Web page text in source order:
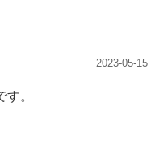
2023-05-15
。